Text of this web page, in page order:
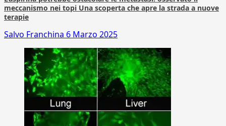
meccanismo nei topi Una scoperta che apre la strada a nuove
terapie
Salvo Franchina 6 Marzo 2025